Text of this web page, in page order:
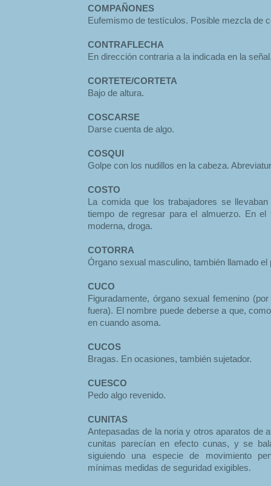
COMPAÑONES
Eufemismo de testículos. Posible mezcla de
CONTRAFLECHA
En dirección contraria a la indicada en la
CORTETE/CORTETA
Bajo de altura.
COSCARSE
Darse cuenta de algo.
COSQUI
Golpe con los nudillos en la cabeza.
COSTO
La comida que los trabajadores se
tiempo de regresar para el almuerzo. En
moderna, droga.
COTORRA
Órgano sexual masculino, también llamado el
CUCO
Figuradamente, órgano sexual femenino
fuera). El nombre puede deberse a que,
en cuando asoma.
CUCOS
Bragas. En ocasiones, también sujetador.
CUESCO
Pedo algo revenido.
CUNITAS
Antepasadas de la noria y otros aparatos de
cunitas parecían en efecto cunas, y se
siguiendo una especie de movimiento
mínimas medidas de seguridad exigibles.